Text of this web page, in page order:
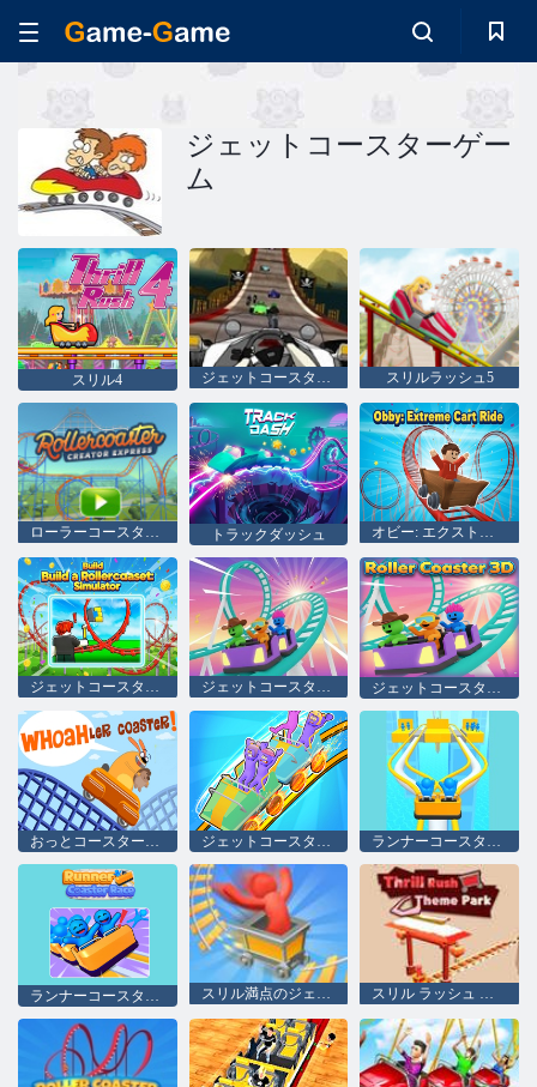
ジェットコースターゲー
ム
スリル4 ジェットコースター2のレース スリルラッシュ5
ローラーコースタークリエーターエクスプレス トラックダッシュ オビー: エクストリーム カート ライド
ジェットコースターを作ろう: シミュレーター ジェットコースター3D ジェットコースター3D
おっとコースターをさせてください！ ジェットコースターラッシュ ランナーコースターレース
スリル満点のジェットコースター スリル ラッシュ テーマ パーク